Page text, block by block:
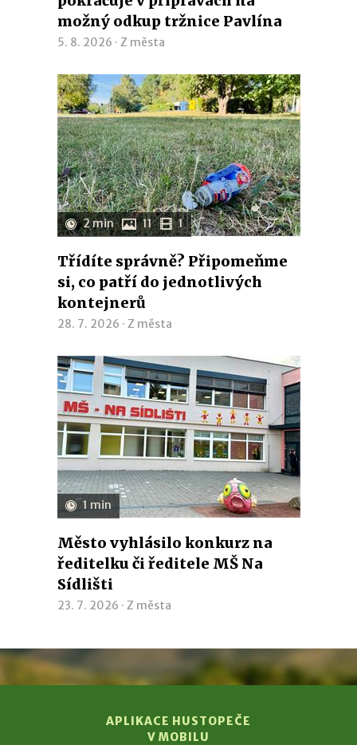
možný odkup tržnice Pavlína
5. 8. 2026 · Z města
2 min 11 1
Třídíte správně? Připomeňme
si, co patří do jednotlivých
kontejnerů
28. 7. 2026 · Z města
1 min
Město vyhlásilo konkurz na
ředitelku či ředitele MŠ Na
Sídlišti
23. 7. 2026 · Z města
APLIKACE HUSTOPEČE
V MOBILU